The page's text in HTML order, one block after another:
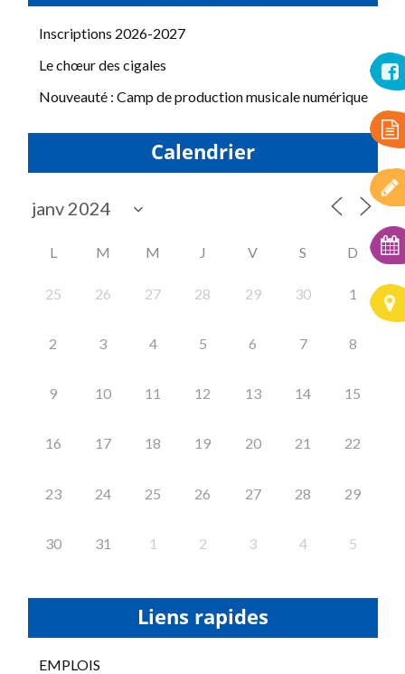
Inscriptions 2026-2027
Le chœur des cigales
Nouveauté : Camp de production musicale numérique
Calendrier
L M M J V S D
25 26 27 28 29 30 1
2 3 4 5 6 7 8
9 10 11 12 13 14 15
16 17 18 19 20 21 22
23 24 25 26 27 28 29
30 31 1 2 3 4 5
Liens rapides
EMPLOIS